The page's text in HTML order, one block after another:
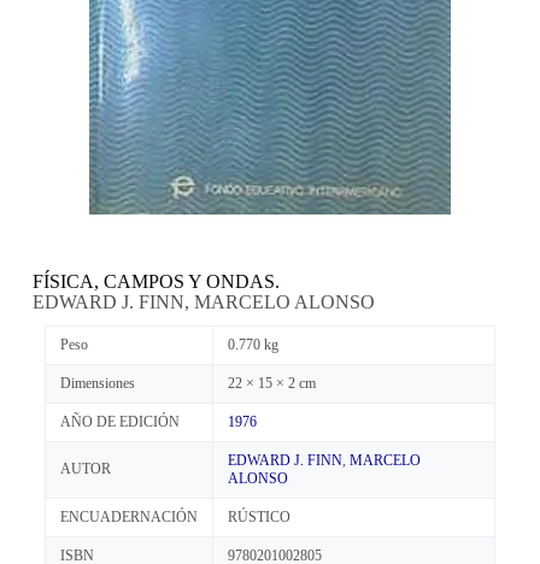
FÍSICA, CAMPOS Y ONDAS.
EDWARD J. FINN, MARCELO ALONSO
Peso 0.770 kg
Dimensiones 22 × 15 × 2 cm
AÑO DE EDICIÓN 1976
AUTOR EDWARD J. FINN, MARCELO
ALONSO
ENCUADERNACIÓN RÚSTICO
ISBN 9780201002805